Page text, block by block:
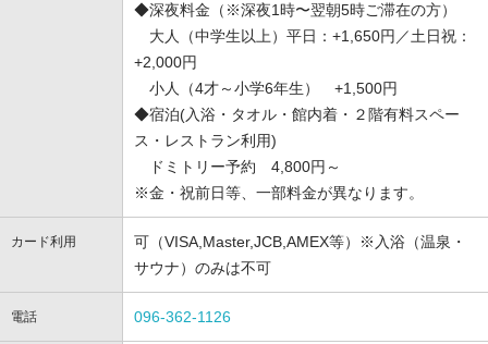
◆深夜料金（※深夜1時〜翌朝5時ご滞在の方）
大人（中学生以上）平日：+1,650円／土日祝：
+2,000円
小人（4才～小学6年生） +1,500円
◆宿泊(入浴・タオル・館内着・２階有料スペー
ス・レストラン利用)
ドミトリー予約 4,800円～
※金・祝前日等、一部料金が異なります。
カード利用
可（VISA,Master,JCB,AMEX等）※入浴（温泉・
サウナ）のみは不可
電話 096-362-1126